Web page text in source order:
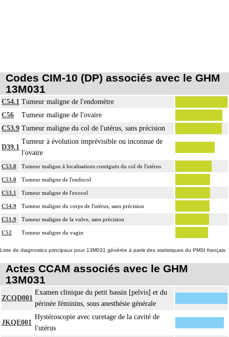
Codes CIM-10 (DP) associés avec le GHM
13M031
C54.1 Tumeur maligne de l'endomètre
C56
Tumeur maligne de l'ovaire
C53.9 Tumeur maligne du col de l'utérus, sans précision
D39.1
Tumeur à évolution imprévisible ou inconnue de
l'ovaire
C53.8 Tumeur maligne à localisations contiguës du col de l'utérus
C53.0 Tumeur maligne de l'endocol
C53.1 Tumeur maligne de l'exocol
C54.9 Tumeur maligne du corps de l'utérus, sans précision
C51.9 Tumeur maligne de la vulve, sans précision
C52 Tumeur maligne du vagin
Liste de diagnostics principaux pour 13M031 générée à partir des statistiques du PMSI français
Actes CCAM associés avec le GHM
13M031
ZCQD001
Examen clinique du petit bassin [pelvis] et du
périnée féminins, sous anesthésie générale
JKQE001
Hystéroscopie avec curetage de la cavité de
l'utérus